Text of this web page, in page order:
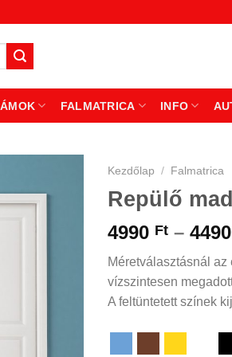
FALMATRICA INFO
Kezdőlap / Falmatrica
Repülő
4990 Ft –
Méretválasztásnál
vízszintesen
A feltüntetett színek